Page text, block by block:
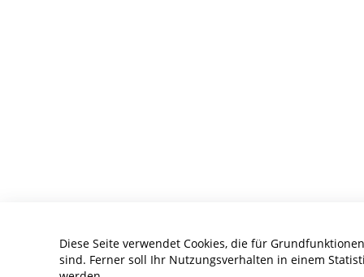
Diese Seite verwendet Cookies, die für
sind. Ferner soll Ihr Nutzungsverhalten in einem